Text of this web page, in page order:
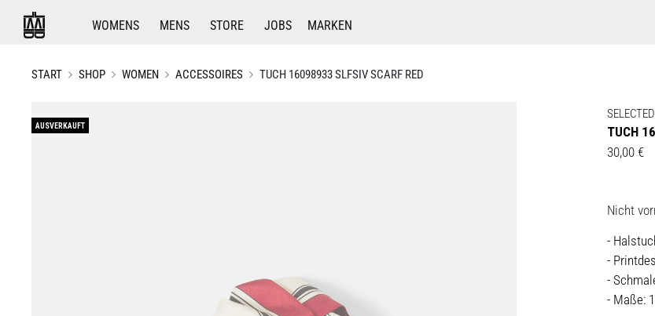
WOMENS MENS STORE JOBS MARKEN
START SHOP WOMEN ACCESSOIRES TUCH 16098933 SLFSIV SCARF RED
AUSVERKAUFT
TUCH
30,00 €
Nicht
-
-
-
- Maße: